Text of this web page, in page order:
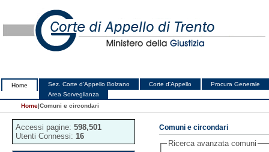
Home Sez. Corte d'Appello Bolzano Corte d'Appello
Procura Generale
Area Sorveglianza
Home|Comuni e circondari
Comuni e circondari
Ricerca avanzata comuni
Accessi pagine: 598,501
Utenti Connessi: 16